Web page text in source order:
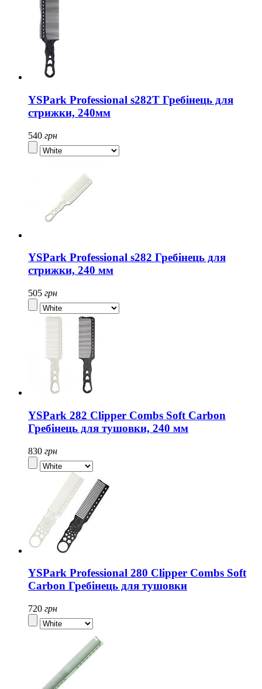
YSPark Professional s282T Гребінець для
стрижки, 240мм
540 грн
YSPark Professional s282 Гребінець для
стрижки, 240 мм
505 грн
YSPark 282 Clipper Combs Soft Carbon
Гребінець для тушовки, 240 мм
830 грн
YSPark Professional 280 Clipper Combs Soft
Carbon Гребінець для тушовки
720 грн